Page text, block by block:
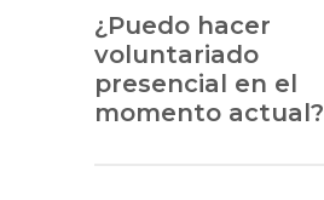
¿Puedo hacer
voluntariado
presencial en el
momento actual?